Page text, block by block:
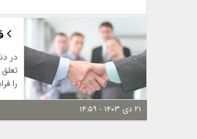
در
را
۲۱ دی ۱۴۰۳ - ۱۴:۵۹